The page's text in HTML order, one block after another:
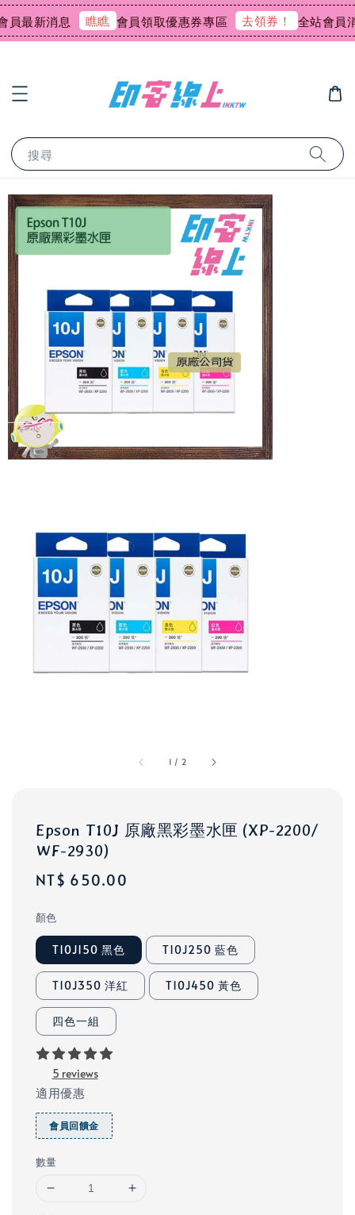
最新消息 瞧瞧 會員領取優惠券專區 去領券！ 全站會員消
搜尋
1 / 2
Epson T10J 原廠黑彩墨水匣 (XP-2200/
WF-2930)
Regular
NT$ 650.00
顏色
T10J150 黑色 T10J250 藍色
T10J350 洋紅 T10J450 黃色
四色一組
5 reviews
適用優惠
會員回饋金
數量